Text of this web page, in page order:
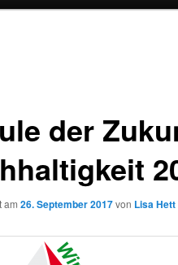
der
am 26. September 2017von Lisa Hett